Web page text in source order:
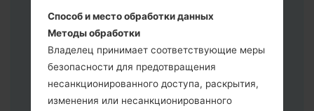
Инструкции
Способ и место обработки данных
Методы обработки
Владелец принимает соответствующие меры
безопасности для предотвращения
несанкционированного доступа, раскрытия,
изменения или несанкционированного